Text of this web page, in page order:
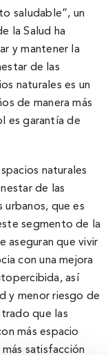
saludable”, un
la Salud ha
y mantener la
de las
naturales es un
de manera más
es garantía de
naturales
de las
urbanos, que es
segmento de la
aseguran que vivir
con una mejora
así
y menor riesgo de
que las
más espacio
satisfacción